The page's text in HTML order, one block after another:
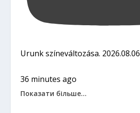
Urunk színeváltozása. 2026.08.06
36 minutes ago
Показати більше...